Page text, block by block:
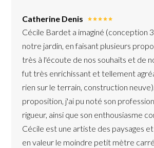
Catherine Denis
Cécile Bardet a imaginé (conception
notre jardin, en faisant plusieurs
très à l'écoute de nos souhaits et de
fut très enrichissant et tellement
rien sur le terrain, construction
proposition, j'ai pu noté son
rigueur, ainsi que son enthousiasme
Cécile est une artiste des paysages
en valeur le moindre petit mètre